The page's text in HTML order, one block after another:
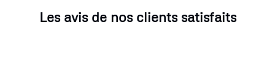
Les avis de nos clients satisfaits